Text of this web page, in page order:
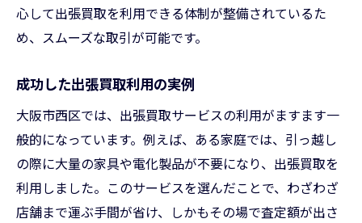
心して出張買取を利用できる体制が整備されているた
め、スムーズな取引が可能です。
成功した出張買取利用の実例
大阪市西区では、出張買取サービスの利用がますます一
般的になっています。例えば、ある家庭では、引っ越し
の際に大量の家具や電化製品が不要になり、出張買取を
利用しました。このサービスを選んだことで、わざわざ
店舗まで運ぶ手間が省け、しかもその場で査定額が出さ